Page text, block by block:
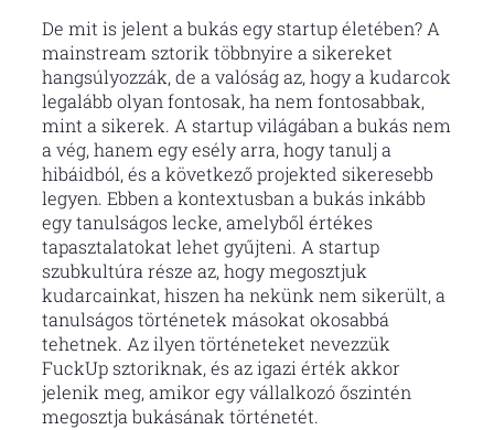
De mit is jelent a bukás egy startup életében? A
mainstream sztorik többnyire a sikereket
hangsúlyozzák, de a valóság az, hogy a kudarcok
legalább olyan fontosak, ha nem fontosabbak,
mint a sikerek. A startup világában a bukás nem
a vég, hanem egy esély arra, hogy tanulj a
hibáidból, és a következő projekted sikeresebb
legyen. Ebben a kontextusban a bukás inkább
egy tanulságos lecke, amelyből értékes
tapasztalatokat lehet gyűjteni. A startup
szubkultúra része az, hogy megosztjuk
kudarcainkat, hiszen ha nekünk nem sikerült, a
tanulságos történetek másokat okosabbá
tehetnek. Az ilyen történeteket nevezzük
FuckUp sztoriknak, és az igazi érték akkor
jelenik meg, amikor egy vállalkozó őszintén
megosztja bukásának történetét.